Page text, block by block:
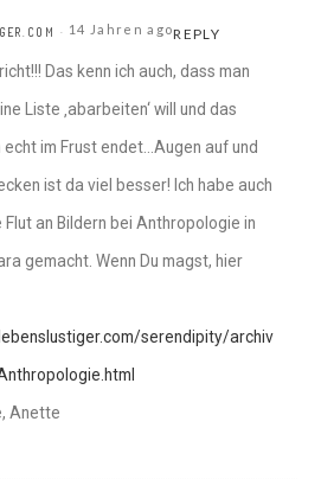
14 Jahren agoREPLY
Das kenn ich auch, dass man
Liste ‚abarbeiten‘ will und das
echt im Frust endet…Augen auf und
ist da viel besser! Ich habe auch
Flut an Bildern bei Anthropologie in
gemacht. Wenn Du magst, hier
serendipity/archives/
Anette